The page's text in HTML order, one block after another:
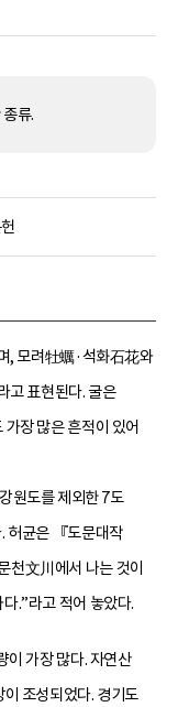
류.
, 모려牡蠣·석화石花와
고 표현된다. 굴은
장 많은 흔적이 있어
원도를 제외한 7도
허균은 『도문대작
文川에서 나는 것이
.”라고 적어 놓았다.
이 가장 많다. 자연산
조성되었다. 경기도